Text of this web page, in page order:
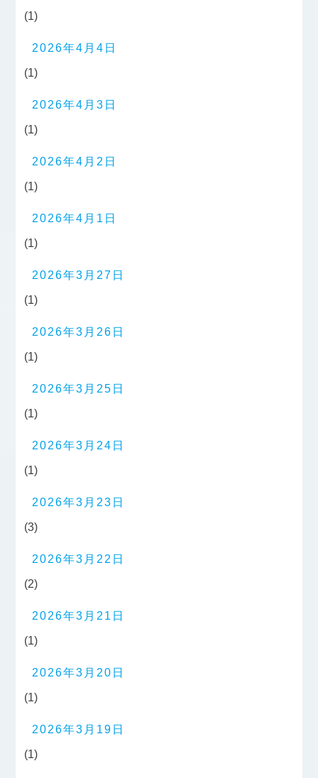
(1)
2026年4月4日
(1)
2026年4月3日
(1)
2026年4月2日
(1)
2026年4月1日
(1)
2026年3月27日
(1)
2026年3月26日
(1)
2026年3月25日
(1)
2026年3月24日
(1)
2026年3月23日
(3)
2026年3月22日
(2)
2026年3月21日
(1)
2026年3月20日
(1)
2026年3月19日
(1)